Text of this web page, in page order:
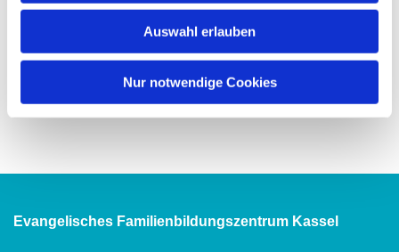
Auswahl erlauben
Nur notwendige Cookies
Evangelisches Familienbildungszentrum Kassel